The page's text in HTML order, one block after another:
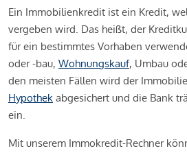
Ein Immobilienkredit ist ein Kredit,
vergeben wird. Das heißt, der
für ein bestimmtes Vorhaben
oder -bau, Wohnungskauf, Umbau
den meisten Fällen wird der
Hypothek abgesichert und die Bank
ein.
Mit unserem Immokredit-Rechner